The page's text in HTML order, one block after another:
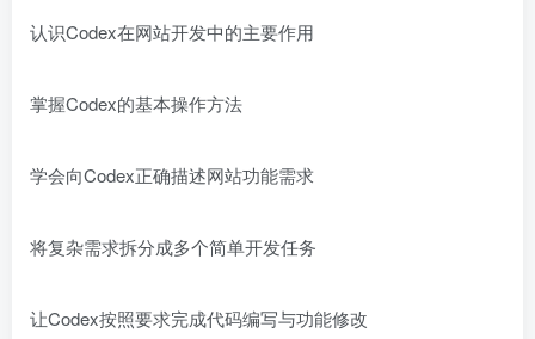
认识Codex在网站开发中的主要作用
掌握Codex的基本操作方法
学会向Codex正确描述网站功能需求
将复杂需求拆分成多个简单开发任务
让Codex按照要求完成代码编写与功能修改